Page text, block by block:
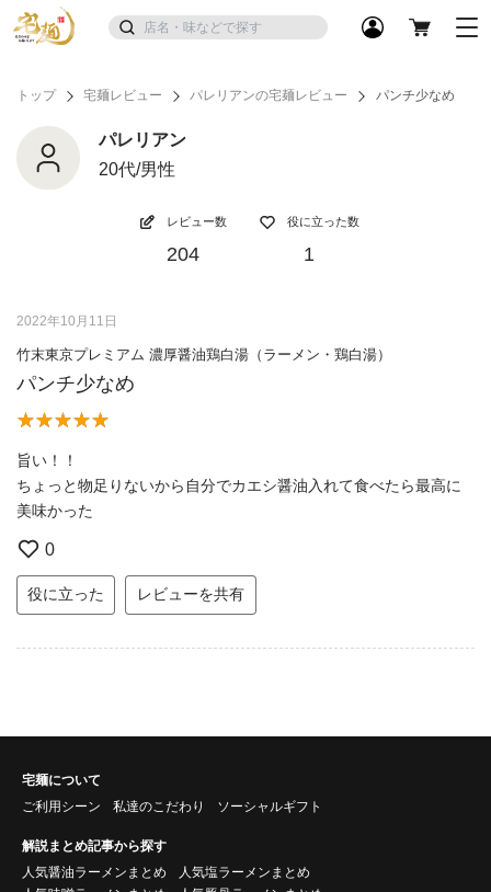
トップ 宅麺レビュー パレリアンの宅麺レビュー パンチ少なめ
パレリアン
20代/男性
レビュー数
204
役に立った数
1
2022年10月11日
竹末東京プレミアム 濃厚醤油鶏白湯（ラーメン・鶏白湯）
パンチ少なめ
旨い！！
ちょっと物足りないから自分でカエシ醤油入れて食べたら最高に
美味かった
0
役に立った レビューを共有
宅麺について
ご利用シーン
私達のこだわり ソーシャルギフト
解説まとめ記事から探す
人気醤油ラーメンまとめ
人気塩ラーメンまとめ